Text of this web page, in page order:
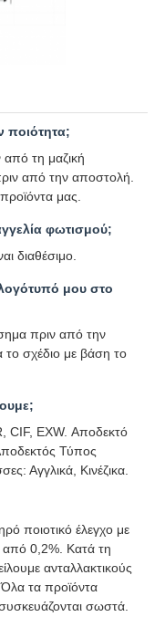
ποιότητα;
τη μαζική
από την αποστολή.
μας.
φωτισμού;
διαθέσιμο.
μου στο
πριν από την
σχέδιο με βάση το
CIF, EXW. Αποδεκτό
Τύπος
Αγγλικά, Κινέζικα.
ποιοτικό έλεγχο με
από 0,2%. Κατά τη
ανταλλακτικούς
τα προϊόντα
σωστά.